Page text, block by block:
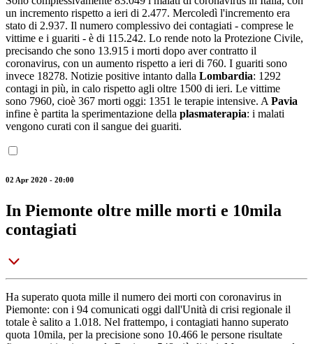
un incremento rispetto a ieri di 2.477. Mercoledì l'incremento era
stato di 2.937. Il numero complessivo dei contagiati - comprese le
vittime e i guariti - è di 115.242. Lo rende noto la Protezione Civile,
precisando che sono 13.915 i morti dopo aver contratto il
coronavirus, con un aumento rispetto a ieri di 760. I guariti sono
invece 18278. Notizie positive intanto dalla Lombardia: 1292
contagi in più, in calo rispetto agli oltre 1500 di ieri. Le vittime
sono 7960, cioè 367 morti oggi: 1351 le terapie intensive. A Pavia
infine è partita la sperimentazione della plasmaterapia: i malati
vengono curati con il sangue dei guariti.
02 Apr 2020 - 20:00
In Piemonte oltre mille morti e 10mila
contagiati
Ha superato quota mille il numero dei morti con coronavirus in
Piemonte: con i 94 comunicati oggi dall'Unità di crisi regionale il
totale è salito a 1.018. Nel frattempo, i contagiati hanno superato
quota 10mila, per la precisione sono 10.466 le persone risultate